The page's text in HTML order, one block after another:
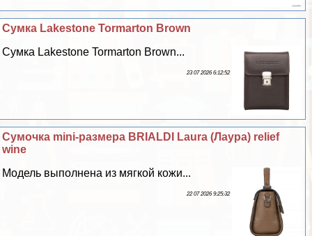
Сумка Lakestone Tormarton Brown
Сумка Lakestone Tormarton Brown...
23 07 2026 6:12:52
Сумочка mini-размера BRIALDI Laura (Лаура) relief
wine
Модель выполнена из мягкой кожи...
22 07 2026 9:25:32